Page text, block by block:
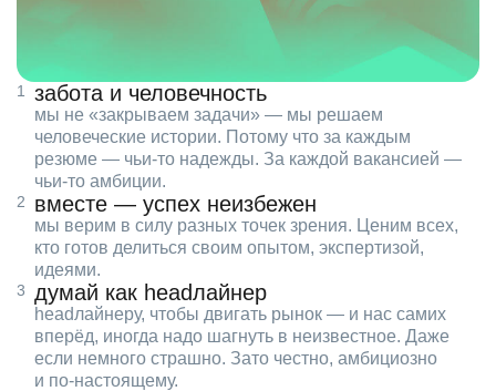
забота и человечность
мы не «закрываем задачи» — мы решаем
человеческие истории. Потому что за каждым
резюме — чьи‑то надежды. За каждой вакансией —
чьи‑то амбиции.
вместе — успех неизбежен
мы верим в силу разных точек зрения. Ценим всех,
кто готов делиться своим опытом, экспертизой,
идеями.
думай как headлайнер
headлайнеру, чтобы двигать рынок — и нас самих
вперёд, иногда надо шагнуть в неизвестное. Даже
если немного страшно. Зато честно, амбициозно
и по‑настоящему.